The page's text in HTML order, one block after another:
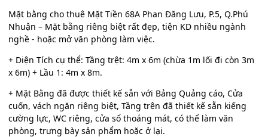
Mặt bằng cho thuê Mặt Tiền 68A Phan Đăng Lưu, P.5, Q.Phú
Nhuận – Mặt bằng riêng biệt rất đẹp, tiện KD nhiều ngành
nghề - hoặc mở văn phòng làm việc.
+ Diện Tích cụ thể: Tầng trệt: 4m x 6m (chừa 1m lối đi còn 3m
x 6m) + Lầu 1: 4m x 8m.
+ Mặt Bằng đã được thiết kế sẵn với Bảng Quảng cáo, Cửa
cuốn, vách ngăn riêng biệt, Tầng trên đã thiết kế sẵn kiếng
cường lực, WC riêng, cửa sổ thoáng mát, có thể làm văn
phòng, trưng bày sản phẩm hoặc ở lại.